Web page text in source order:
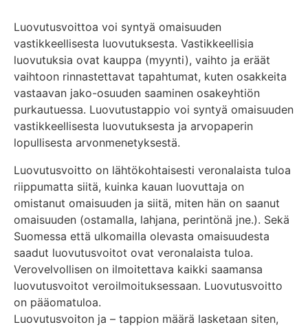
Luovutusvoittoa voi syntyä omaisuuden
vastikkeellisesta luovutuksesta. Vastikkeellisia
luovutuksia ovat kauppa (myynti), vaihto ja eräät
vaihtoon rinnastettavat tapahtumat, kuten osakkeita
vastaavan jako-osuuden saaminen osakeyhtiön
purkautuessa. Luovutustappio voi syntyä omaisuuden
vastikkeellisesta luovutuksesta ja arvopaperin
lopullisesta arvonmenetyksestä.
Luovutusvoitto on lähtökohtaisesti veronalaista tuloa
riippumatta siitä, kuinka kauan luovuttaja on
omistanut omaisuuden ja siitä, miten hän on saanut
omaisuuden (ostamalla, lahjana, perintönä jne.). Sekä
Suomessa että ulkomailla olevasta omaisuudesta
saadut luovutusvoitot ovat veronalaista tuloa.
Verovelvollisen on ilmoitettava kaikki saamansa
luovutusvoitot veroilmoituksessaan. Luovutusvoitto
on pääomatuloa.
Luovutusvoiton ja – tappion määrä lasketaan siten,